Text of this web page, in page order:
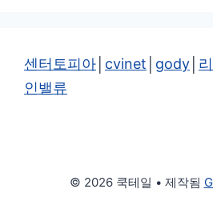
센터토피아 cvinet gody
인밸류
© 2026 쿡테일 • 제작됨